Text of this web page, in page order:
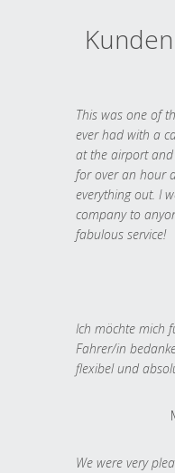
This was one of
ever had with a
at the airport
for over an hour
everything out. I
company to
fabulous service!
Ich möchte mich
Fahrer/in
flexibel und
We were very